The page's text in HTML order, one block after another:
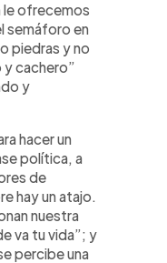
le ofrecemos
semáforo en
piedras y no
cachero”
y
hacer un
política, a
de
hay un atajo.
nuestra
va tu vida”; y
percibe una